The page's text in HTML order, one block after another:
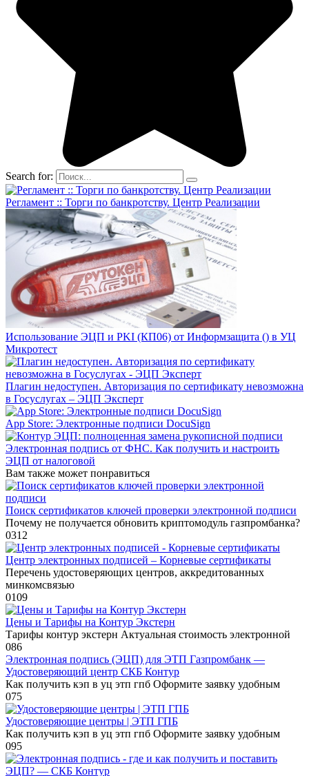
Search for:
Регламент :: Торги по банкротству. Центр Реализации
Использование ЭЦП и PKI (КП06) от Информзащита () в УЦ
Микротест
Плагин недоступен. Авторизация по сертификату невозможна
в Госуслугах – ЭЦП Эксперт
‎App Store: Электронные подписи DocuSign
Электронная подпись от ФНС. Как получить и настроить
ЭЦП от налоговой
Вам также может понравиться
Поиск сертификатов ключей проверки электронной подписи
Почему не получается обновить криптомодуль газпромбанка?
0312
Центр электронных подписей – Корневые сертификаты
Перечень удостоверяющих центров, аккредитованных
минкомсвязью
0109
Цены и Тарифы на Контур Экстерн
Тарифы контур экстерн Актуальная стоимость электронной
086
Электронная подпись (ЭЦП) для ЭТП Газпромбанк —
Удостоверяющий центр СКБ Контур
Как получить кэп в уц этп гпб Оформите заявку удобным
075
Удостоверяющие центры | ЭТП ГПБ
Как получить кэп в уц этп гпб Оформите заявку удобным
095